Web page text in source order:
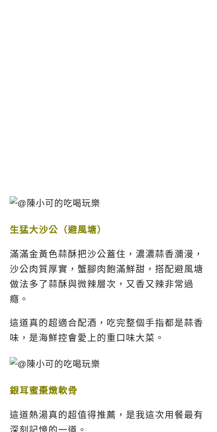
生猛大沙公（避風塘）
滿滿金黃色蒜酥把沙公蓋住，濃濃蒜香瀰漫，
沙公肉質厚實，蟹腳肉飽滿鮮甜，搭配避風塘
做法多了蒜酥與微辣層次， 又香又辣非常過
癮。
這道真的超適合配酒，吃完整個手指都是蒜香
味，是海鮮控會愛上的重口味大菜。
銀耳蜜棗燉軟骨
這道熱湯真的超值得推薦，是我這次用餐最有
深刻記憶的一道。